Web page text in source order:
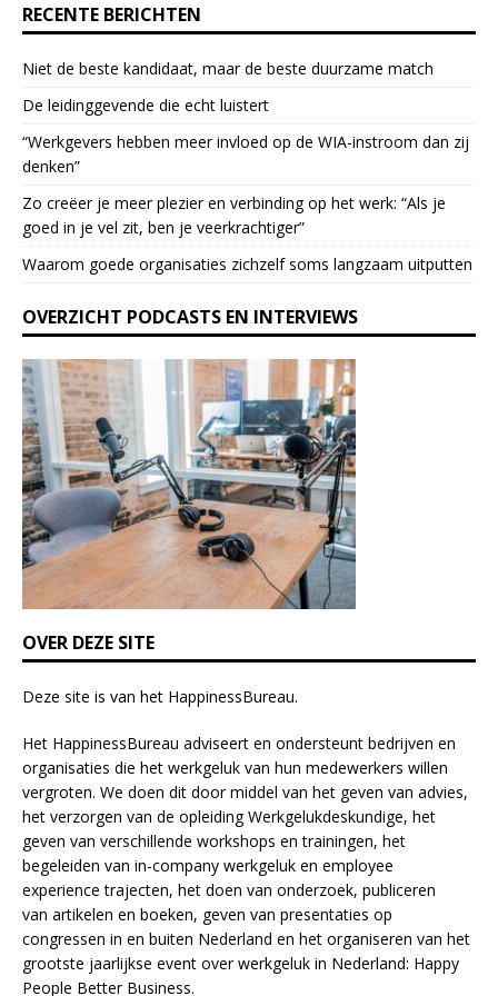
.
l
e
a
s
e
l
a
v
t
h
i
s
f
i
e
l
d
b
l
n
k
.
RECENTE BERICHTEN
Niet de beste kandidaat, maar de beste duurzame match
De leidinggevende die echt luistert
“Werkgevers hebben meer invloed op de WIA-instroom dan zij
denken”
Zo creëer je meer plezier en verbinding op het werk: “Als je
goed in je vel zit, ben je veerkrach­tiger”
Waarom goede organisaties zichzelf soms langzaam uitputten
OVERZICHT PODCASTS EN INTERVIEWS
OVER DEZE SITE
Deze site is van het HappinessBureau.
Het HappinessBureau adviseert en ondersteunt bedrijven en
organisaties die het werkgeluk van hun medewerkers willen
vergroten. We doen dit door middel van het geven van advies,
het verzorgen van de opleidingWerkgelukdeskundige, het
geven van verschillende workshops en trainingen, het
begeleiden van in-company werkgeluk en employee
experiencetrajecten, het doen van onderzoek, publiceren
van artikelen en boeken, geven van presentaties op
congressen in en buiten Nederland en het organiseren van het
grootste jaarlijkse event over werkgeluk in Nederland: Happy
People Better Business.